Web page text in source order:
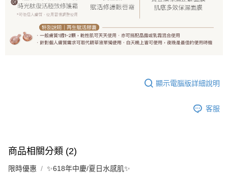
顯示電腦版詳細說明
客服
商品相關分類 (2)
限時優惠 ✨618年中慶/夏日水感肌✨